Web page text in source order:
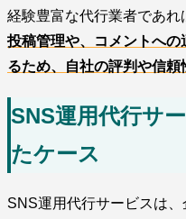
経験豊富な代行業者であれ
投稿管理や、コメントへ
るため、自社の評判や信頼
SNS運用代行サ
たケース
SNS運用代行サービスは